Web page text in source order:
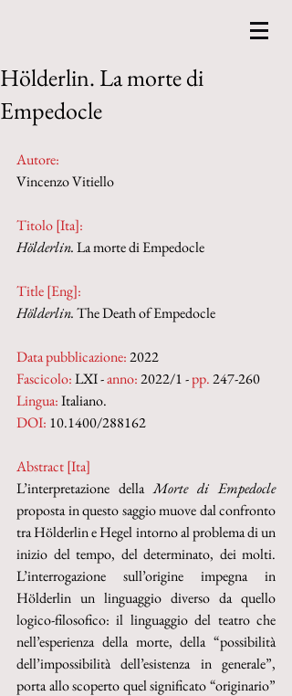
Hölderlin. La morte di
Empedocle
Autore:
Vincenzo Vitiello
Titolo [Ita]:
Hölderlin. La morte di Empedocle
Title [Eng]:
Hölderlin. The Death of Empedocle
Data pubblicazione: 2022
Fascicolo: LXI - anno: 2022/1 - pp. 247-260
Lingua: Italiano.
DOI: 10.1400/288162
Abstract [Ita]
L’interpretazione della
Morte di Empedocle
proposta in questo saggio muove dal confronto
tra Hölderlin e Hegel intorno al problema di un
inizio del tempo, del determinato, dei molti.
L’interrogazione sull’origine impegna in
Hölderlin un linguaggio diverso da quello
logico-filosofico: il linguaggio del teatro che
nell’esperienza della morte, della “possibilità
dell’impossibilità dell’esistenza in generale”,
porta allo scoperto quel significato “originario”